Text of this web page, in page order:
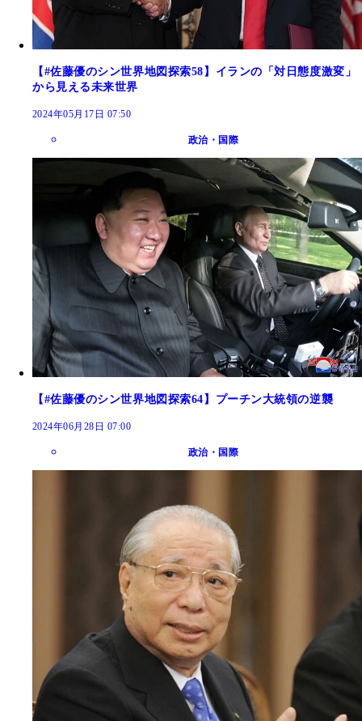
【#佐藤優のシン世界地図探索58】イランの「対日態度激変」
から見える未来世界
2024年05月17日 07:50
政治・国際
【#佐藤優のシン世界地図探索64】プーチン大統領の逆襲
2024年06月28日 07:00
政治・国際